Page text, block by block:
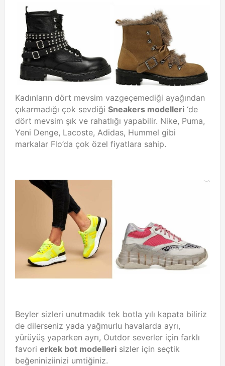
Kadınların dört mevsim vazgeçemediği ayağından
çıkarmadığı çok sevdiği Sneakers modelleri ‘de
dört mevsim şık ve rahatlığı yapabilir. Nike, Puma,
Yeni Denge, Lacoste, Adidas, Hummel gibi
markalar Flo’da çok özel fiyatlara sahip.
Beyler sizleri unutmadık tek botla yılı kapata biliriz
de dilerseniz yada yağmurlu havalarda ayrı,
yürüyüş yaparken ayrı, Outdor severler için farklı
favori erkek bot modelleri sizler için seçtik
beğeniniziinizi umtiğiniz.